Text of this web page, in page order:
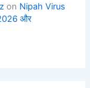
on Nipah Virus
और